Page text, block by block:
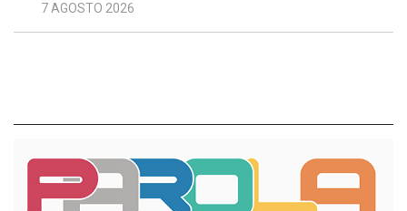
7 AGOSTO 2026